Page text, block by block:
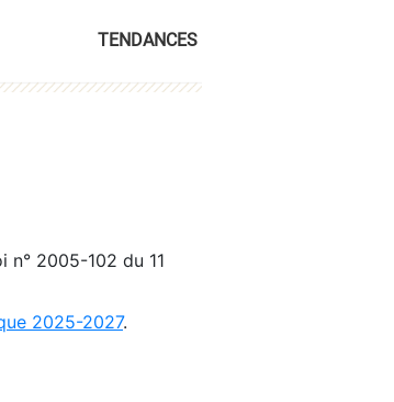
TENDANCES
n° 2005-102 du 11
2025-2027.